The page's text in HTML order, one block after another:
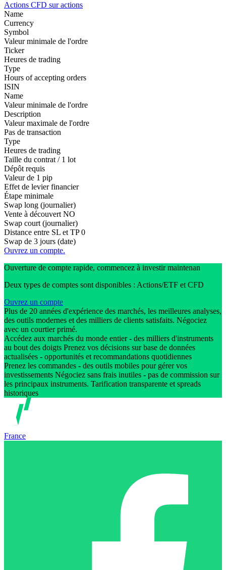
Actions CFD sur actions
Name
Currency
Symbol
Valeur minimale de l'ordre
Ticker
Heures de trading
Type
Hours of accepting orders
ISIN
Name
Valeur minimale de l'ordre
Description
Valeur maximale de l'ordre
Pas de transaction
Type
Heures de trading
Taille du contrat / 1 lot
Dépôt requis
Valeur de 1 pip
Effet de levier financier
Étape minimale
Swap long (journalier)
Vente à découvert NO
Swap court (journalier)
Distance entre SL et TP 0
Swap de 3 jours (date)
Ouvrez un compte.
Ouverture de compte rapide, commencez à investir maintenan
Deux types de comptes sont disponibles : Actions/ETF et CFD
Ouvrez un compte
Plus de 20 années d'expérience des marchés, les meilleures analyses,
des outils modernes et des milliers de clients satisfaits. Négociez
avec un courtier primé.
Accédez aux marchés du monde entier - des milliers d'instruments
au bout des doigts Prenez vos décisions sur base de données
actualisées - opportunités et recommandations quotidiennes
Prenez les commandes - des outils mobiles pour gérer vos
investissements Négociez sans frais inutiles - pas de commission sur
les principaux instruments. Tarification transparente et spreads
historiques
France